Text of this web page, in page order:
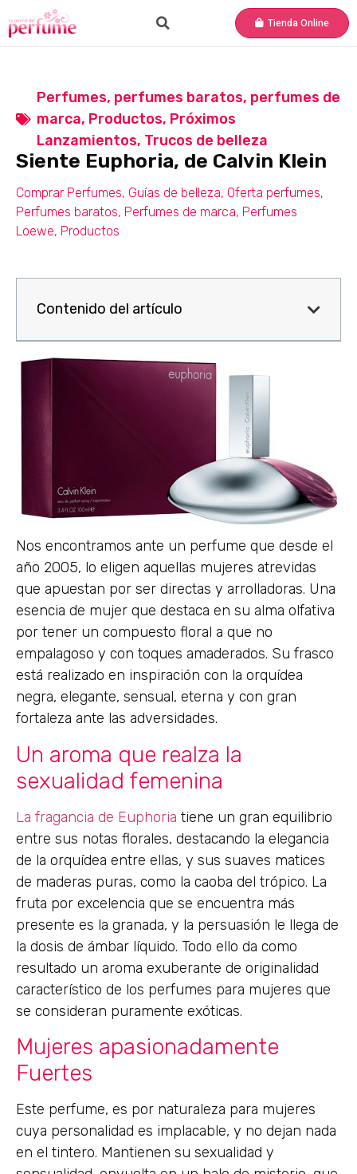
Tienda Online
Perfumes, perfumes baratos, perfumes de
marca, Productos, Próximos
Lanzamientos, Trucos de belleza
Siente Euphoria, de Calvin Klein
Comprar Perfumes, Guías de belleza, Oferta perfumes,
Perfumes baratos, Perfumes de marca, Perfumes
Loewe, Productos
Contenido del artículo
Nos encontramos ante un perfume que desde el
año 2005, lo eligen aquellas mujeres atrevidas
que apuestan por ser directas y arrolladoras. Una
esencia de mujer que destaca en su alma olfativa
por tener un compuesto floral a que no
empalagoso y con toques amaderados. Su frasco
está realizado en inspiración con la orquídea
negra, elegante, sensual, eterna y con gran
fortaleza ante las adversidades.
Un aroma que realza la
sexualidad femenina
La fragancia de Euphoria tiene un gran equilibrio
entre sus notas florales, destacando la elegancia
de la orquídea entre ellas, y sus suaves matices
de maderas puras, como la caoba del trópico. La
fruta por excelencia que se encuentra más
presente es la granada, y la persuasión le llega de
la dosis de ámbar líquido. Todo ello da como
resultado un aroma exuberante de originalidad
característico de los perfumes para mujeres que
se consideran puramente exóticas.
Mujeres apasionadamente
Fuertes
Este perfume, es por naturaleza para mujeres
cuya personalidad es implacable, y no dejan nada
en el tintero. Mantienen su sexualidad y